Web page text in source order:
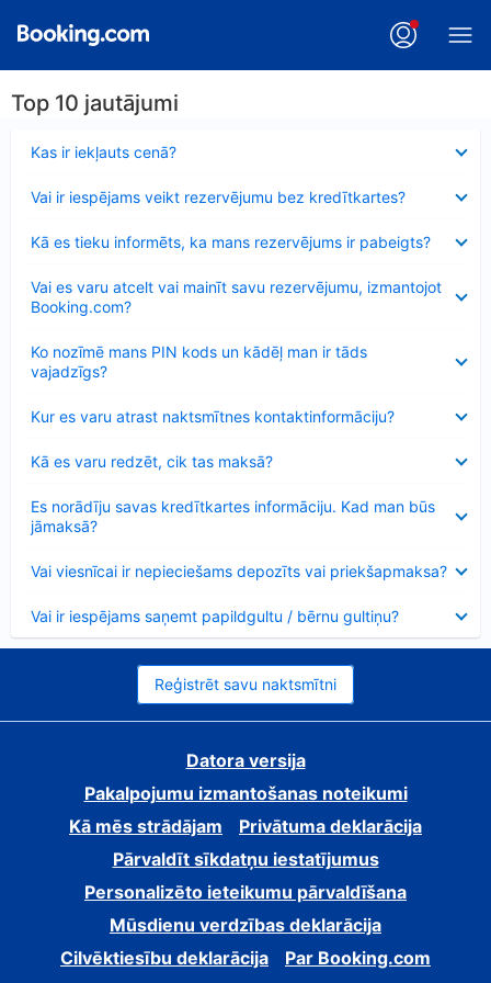
Top 10 jautājumi
Kas ir iekļauts cenā?
Vai ir iespējams veikt rezervējumu bez kredītkartes?
Kā es tieku informēts, ka mans rezervējums ir pabeigts?
Vai es varu atcelt vai mainīt savu rezervējumu, izmantojot
Booking.com?
Ko nozīmē mans PIN kods un kādēļ man ir tāds
vajadzīgs?
Kur es varu atrast naktsmītnes kontaktinformāciju?
Kā es varu redzēt, cik tas maksā?
Es norādīju savas kredītkartes informāciju. Kad man būs
jāmaksā?
Vai viesnīcai ir nepieciešams depozīts vai priekšapmaksa?
Vai ir iespējams saņemt papildgultu / bērnu gultiņu?
Reģistrēt savu naktsmītni
Datora versija
Pakalpojumu izmantošanas noteikumi
Kā mēs strādājam
Privātuma deklarācija
Pārvaldīt sīkdatņu iestatījumus
Personalizēto ieteikumu pārvaldīšana
Mūsdienu verdzības deklarācija
Cilvēktiesību deklarācija
Par Booking.com